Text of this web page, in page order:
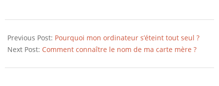
06-
03
Previous Post: Pourquoi mon ordinateur s’éteint tout seul ?
Next Post: Comment connaître le nom de ma carte mère ?